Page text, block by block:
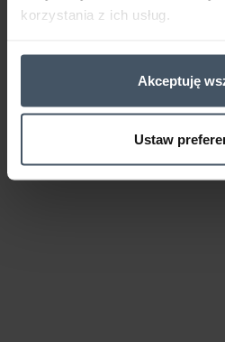
korzystania z ich usług.
Akceptuję
Ustaw